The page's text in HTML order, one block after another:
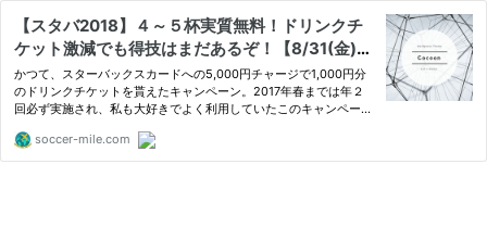
【スタバ2018】４～５杯実質無料！ドリンクチ
ケット激減でも得技はまだあるぞ！【8/31(金)ま
でなら期間限定でおトク！】
かつて、スターバックスカードへの5,000円チャージで1,000円分
のドリンクチケットを貰えたキャンペーン。2017年春までは年２
回必ず実施され、私も大好きでよく利用していたこのキャンペーン
soccer-mile.com